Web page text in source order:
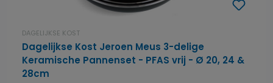
DAGELIJKSE KOST
Dagelijkse Kost Jeroen Meus 3-delige
Keramische Pannenset - PFAS vrij - Ø 20, 24 &
28cm